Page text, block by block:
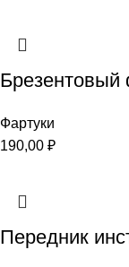
Брезентовый
Фартуки
190,00 ₽
Передник